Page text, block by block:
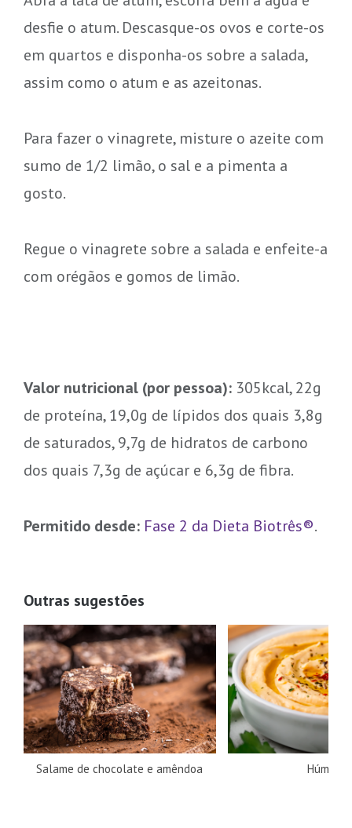
desfie o atum. Descasque-os ovos e corte-os
em quartos e disponha-os sobre a salada,
assim como o atum e as azeitonas.
Para fazer o vinagrete, misture o azeite com
sumo de 1/2 limão, o sal e a pimenta a
gosto.
Regue o vinagrete sobre a salada e enfeite-a
com orégãos e gomos de limão.
Valor nutricional (por pessoa): 305kcal, 22g
de proteína, 19,0g de lípidos dos quais 3,8g
de saturados, 9,7g de hidratos de carbono
dos quais 7,3g de açúcar e 6,3g de fibra.
Permitido desde: Fase 2 da Dieta Biotrês®.
Outras sugestões
Salame de chocolate e amêndoa Húmus